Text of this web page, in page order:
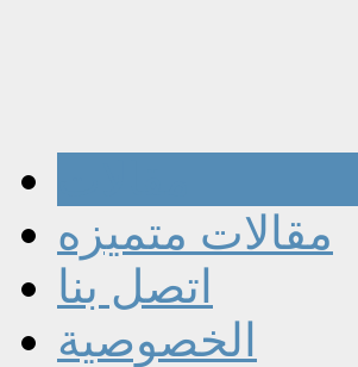
مقالات متميزه
اتصل بنا
الخصوصية